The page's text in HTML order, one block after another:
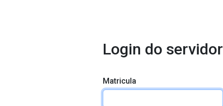
Login do servidor
Matricula